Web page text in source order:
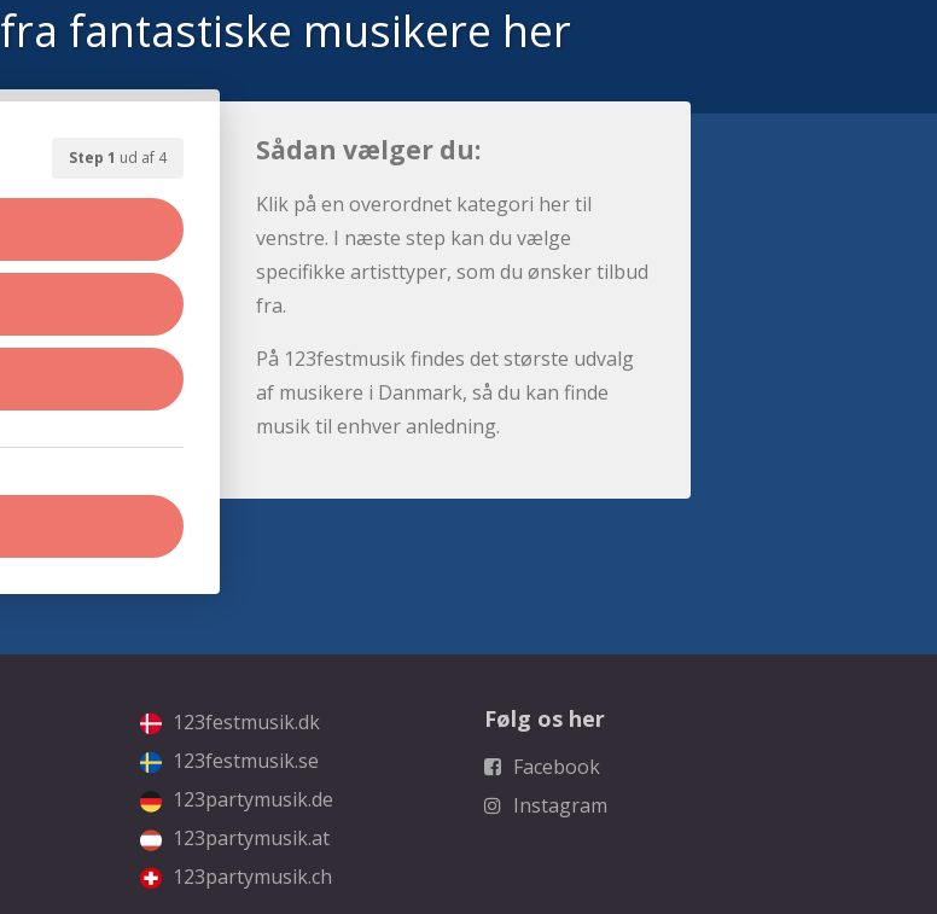
fra fantastiske musikere her
Step 1 ud af 4 Sådan vælger du:
Klik på en overordnet kategori her til
venstre. I næste step kan du vælge
specifikke artisttyper, som du ønsker tilbud
fra.
På 123festmusik findes det største udvalg
af musikere i Danmark, så du kan finde
musik til enhver anledning.
123festmusik.dk
123festmusik.se
123partymusik.de
123partymusik.at
123partymusik.ch
Følg os her
Facebook
Instagram